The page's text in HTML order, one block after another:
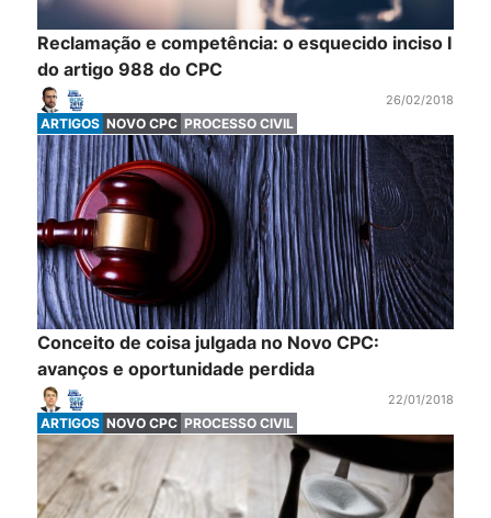
Reclamação e competência: o esquecido inciso I
do artigo 988 do CPC
26/02/2018
ARTIGOS NOVO CPC PROCESSO CIVIL
Conceito de coisa julgada no Novo CPC:
avanços e oportunidade perdida
22/01/2018
ARTIGOS NOVO CPC PROCESSO CIVIL